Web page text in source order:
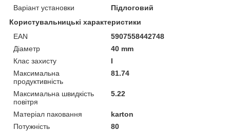
Варіант установки
Підлоговий
Користувальницькі характеристики
EAN
5907558442748
Діаметр
40 mm
Клас захисту
I
Максимальна
продуктивність
81.74
Максимальна швидкість
повітря
5.22
Матеріал паковання
karton
Потужність
80